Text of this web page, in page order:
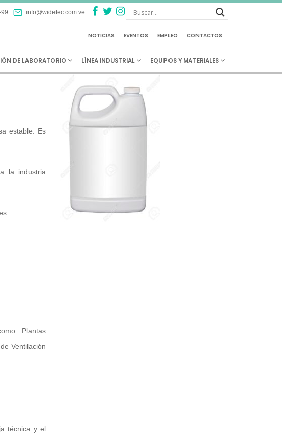
info@widetec.com.ve
NOTICIAS EVENTOS EMPLEO CONTACTOS
DE LABORATORIO LÍNEA INDUSTRIAL EQUIPOS Y MATERIALES
240 – Desengrasante
Biodegradable
estable. Es
la industria
Plantas
Ventilación
técnica y el